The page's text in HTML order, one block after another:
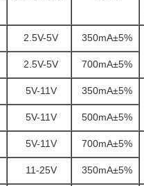
2.5V-5V 350mA±5%
2.5V-5V 700mA±5%
5V-11V 350mA±5%
5V-11V 500mA±5%
5V-11V 700mA±5%
11-25V 350mA±5%